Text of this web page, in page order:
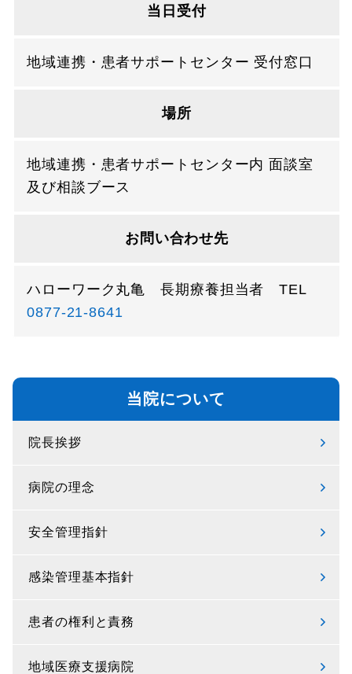
当日受付
地域連携・患者サポートセンター 受付窓口
場所
地域連携・患者サポートセンター内 面談室
及び相談ブース
お問い合わせ先
ハローワーク丸亀 長期療養担当者 TEL
0877-21-8641
当院について
院長挨拶
病院の理念
安全管理指針
感染管理基本指針
患者の権利と責務
地域医療支援病院